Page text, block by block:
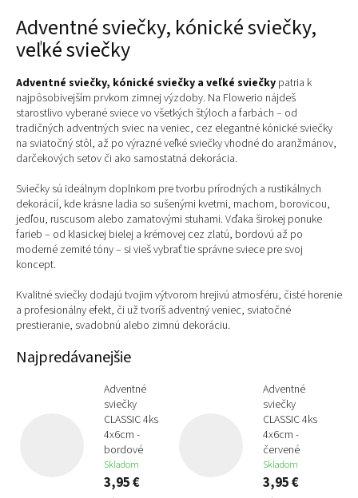
Adventné sviečky, kónické sviečky,
veľké sviečky
Adventné sviečky, kónické sviečky a veľké sviečky patria k
najpôsobivejším prvkom zimnej výzdoby. Na Flowerio nájdeš
starostlivo vyberané sviece vo všetkých štýloch a farbách – od
tradičných adventných sviec na veniec, cez elegantné kónické sviečky
na sviatočný stôl, až po výrazné veľké sviečky vhodné do aranžmánov,
darčekových setov či ako samostatná dekorácia.
Sviečky sú ideálnym doplnkom pre tvorbu prírodných a rustikálnych
dekorácií, kde krásne ladia so sušenými kvetmi, machom, borovicou,
jedľou, ruscusom alebo zamatovými stuhami. Vďaka širokej ponuke
farieb – od klasickej bielej a krémovej cez zlatú, bordovú až po
moderné zemité tóny – si vieš vybrať tie správne sviece pre svoj
koncept.
Kvalitné sviečky dodajú tvojim výtvorom hrejivú atmosféru, čisté horenie
a profesionálny efekt, či už tvoríš adventný veniec, sviatočné
prestieranie, svadobnú alebo zimnú dekoráciu.
Najpredávanejšie
Adventné
sviečky
CLASSIC 4ks
4x6cm -
bordové
Skladom
3,95 €
Adventné
sviečky
CLASSIC 4ks
4x6cm -
červené
Skladom
3,95 €